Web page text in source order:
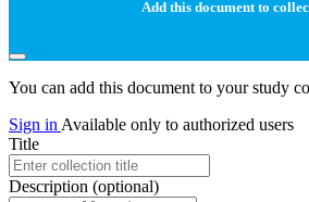
Add this document to
You can add this document to your study
Sign in Available only to authorized users
Title
Description (optional)